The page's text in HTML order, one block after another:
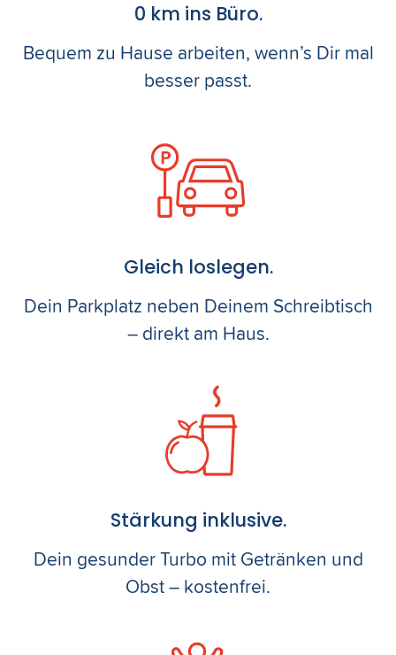
0 km ins Büro.
Bequem zu Hause arbeiten, wenn’s Dir mal
besser passt.
Gleich loslegen.
Dein Parkplatz neben Deinem Schreibtisch
– direkt am Haus.
Stärkung inklusive.
Dein gesunder Turbo mit Getränken und
Obst – kostenfrei.